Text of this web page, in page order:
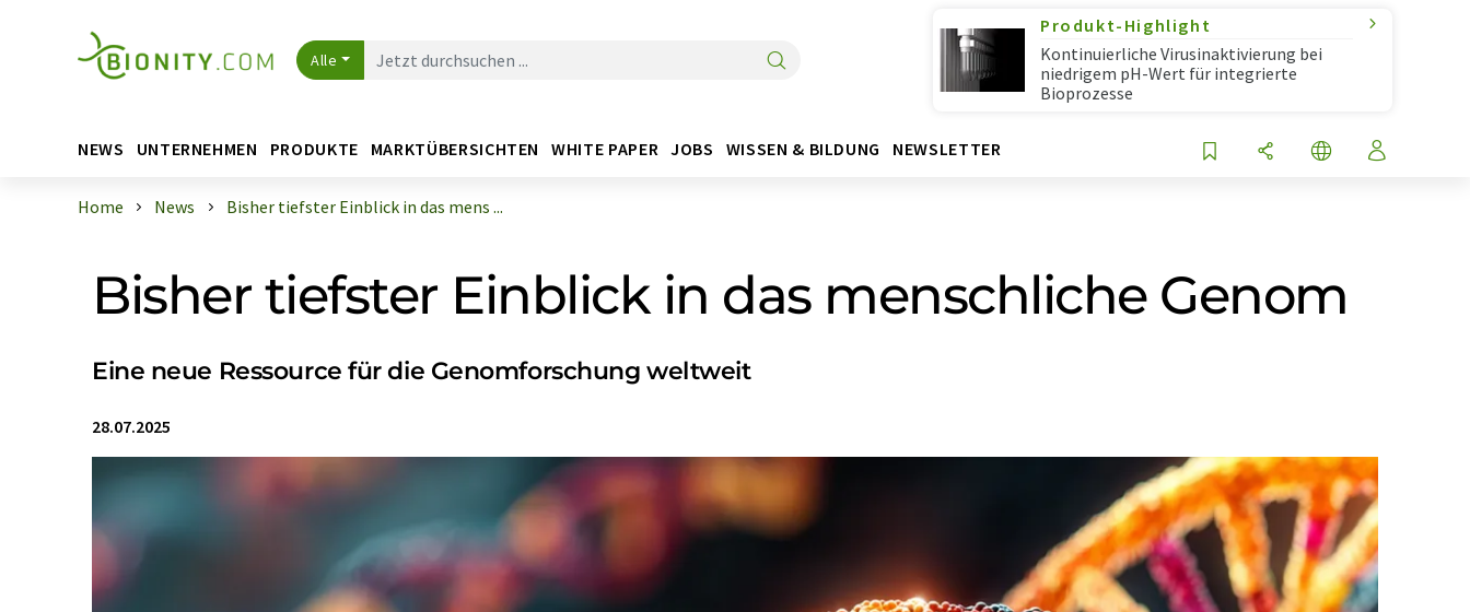
Alle
Produkt-Highlight
Kontinuierliche Virusinaktivierung bei
niedrigem pH-Wert für integrierte
Bioprozesse
NEWS UNTERNEHMEN PRODUKTE MARKTÜBERSICHTEN WHITE PAPER JOBS WISSEN & BILDUNG NEWSLETTER
Home News Bisher tiefster Einblick in das mens ...
Bisher tiefster Einblick in das menschliche Genom
Eine neue Ressource für die Genomforschung weltweit
28.07.2025